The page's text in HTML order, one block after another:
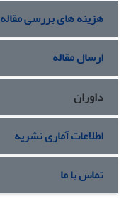
هزینه های بررسی مقاله
ارسال مقاله
داوران
اطلاعات آماری نشریه
تماس با ما